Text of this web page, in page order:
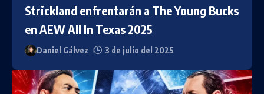
Strickland enfrentarán a The Young Bucks
en AEW All In Texas 2025
Daniel Gálvez 3 de julio del 2025